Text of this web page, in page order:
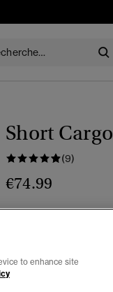
Short
(9)
€74.99
to enhance site